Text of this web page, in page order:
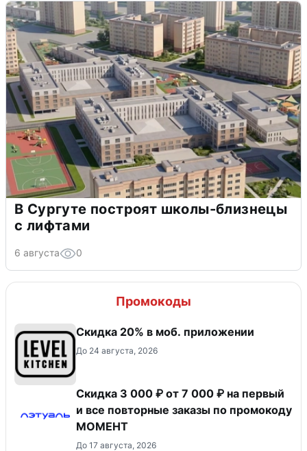
В Сургуте построят школы-близнецы
с лифтами
6 августа 0
Промокоды
Скидка 20% в моб. приложении
До 24 августа, 2026
Скидка 3 000 ₽ от 7 000 ₽ на первый
и все повторные заказы по промокоду
МОМЕНТ
До 17 августа, 2026